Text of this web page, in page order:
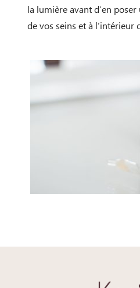
la lumière avant d’en
de vos seins et à l’intérieur